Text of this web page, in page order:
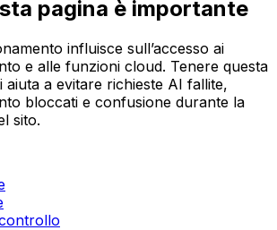
pagina è importante
influisce sull’accesso ai
e alle funzioni cloud. Tenere questa
aiuta a evitare richieste AI fallite,
bloccati e confusione durante la
sito.